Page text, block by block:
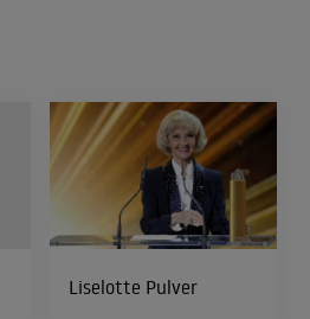
Liselotte Pulver